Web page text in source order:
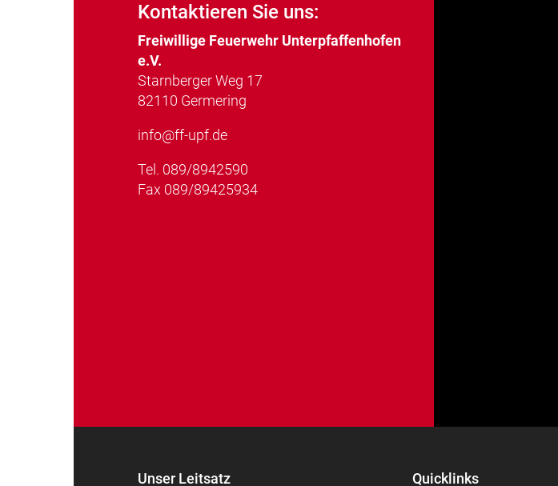
Kontaktieren Sie uns:
Freiwillige Feuerwehr Unterpfaffenhofen
e.V.
Starnberger Weg 17
82110 Germering
info@ff-upf.de
Tel. 089/8942590
Fax 089/89425934
Unser Leitsatz Quicklinks